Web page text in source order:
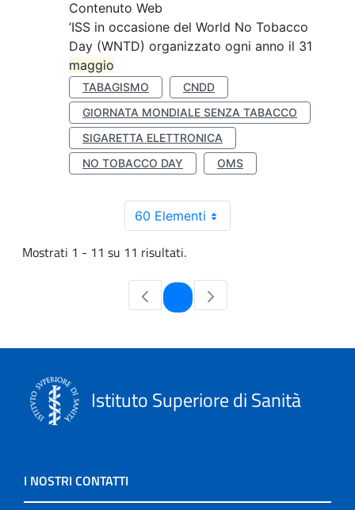
Contenuto Web
’ISS in occasione del World No Tobacco
Day (WNTD) organizzato ogni anno il 31
maggio
TABAGISMO
CNDD
GIORNATA MONDIALE SENZA TABACCO
SIGARETTA ELETTRONICA
NO TOBACCO DAY
OMS
60 Elementi
Mostrati 1 - 11 su 11 risultati.
Pagina
Istituto Superiore di Sanità
I NOSTRI CONTATTI